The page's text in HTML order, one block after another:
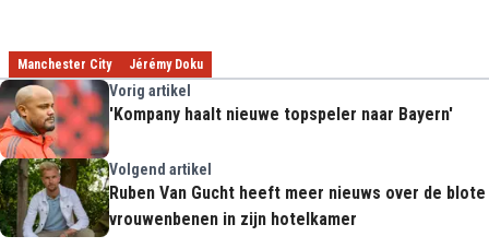
Manchester City Jérémy Doku
Vorig artikel
'Kompany haalt nieuwe topspeler naar Bayern'
Volgend artikel
Ruben Van Gucht heeft meer nieuws over de blote
vrouwenbenen in zijn hotelkamer